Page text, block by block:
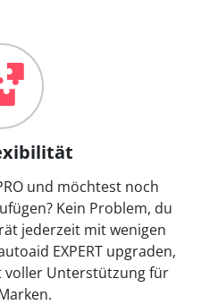
und möchtest noch
Kein Problem, du
jederzeit mit wenigen
EXPERT upgraden,
voller Unterstützung für